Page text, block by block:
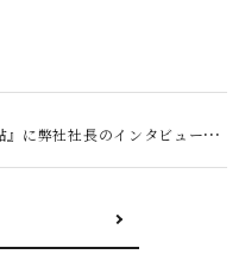
WEBメディア『日本全国お取り寄せ手帖』に弊社社長のインタビュー記事が掲載されました。